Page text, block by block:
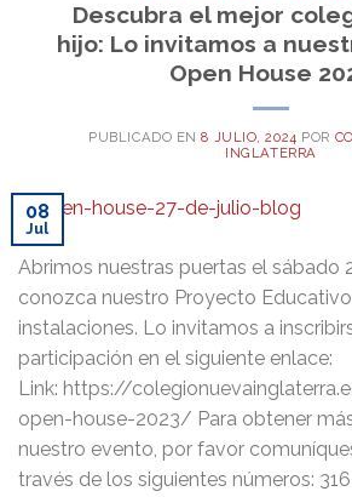
Descubra el mejor
hijo: Lo invitamos a
Open House
PUBLICADO EN8 JULIO, 2024 POR
INGLATERRA
08
Jul
Abrimos nuestras puertas el sábado
conozca nuestro Proyecto
instalaciones. Lo invitamos a
participación en el siguiente enlace:
Link: https://
open-house-2023/ Para obtener
nuestro evento, por favor
través de los siguientes números: